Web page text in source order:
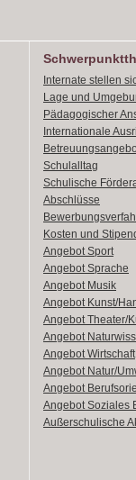
Internate stellen
Lage und
Pädagogischer
Internationale
Schulalltag
Schulische
Abschlüsse
Kosten und
Angebot Sport
Angebot Sprache
Angebot Musik
Angebot Kunst/
Angebot Theater/
Angebot
Angebot Wirtschaft
Angebot Natur/
Angebot
Angebot Soziales
Außerschulische